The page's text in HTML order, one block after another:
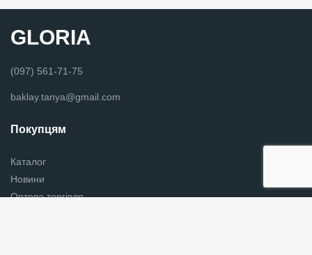
GLORIA
(097) 561-71-75
baklay.tanya@gmail.com
Покупцям
Каталог
Новини
Оптова торгівля